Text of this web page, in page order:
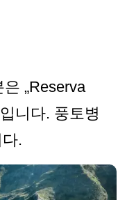
„Reserva
니다. 풍토병
.